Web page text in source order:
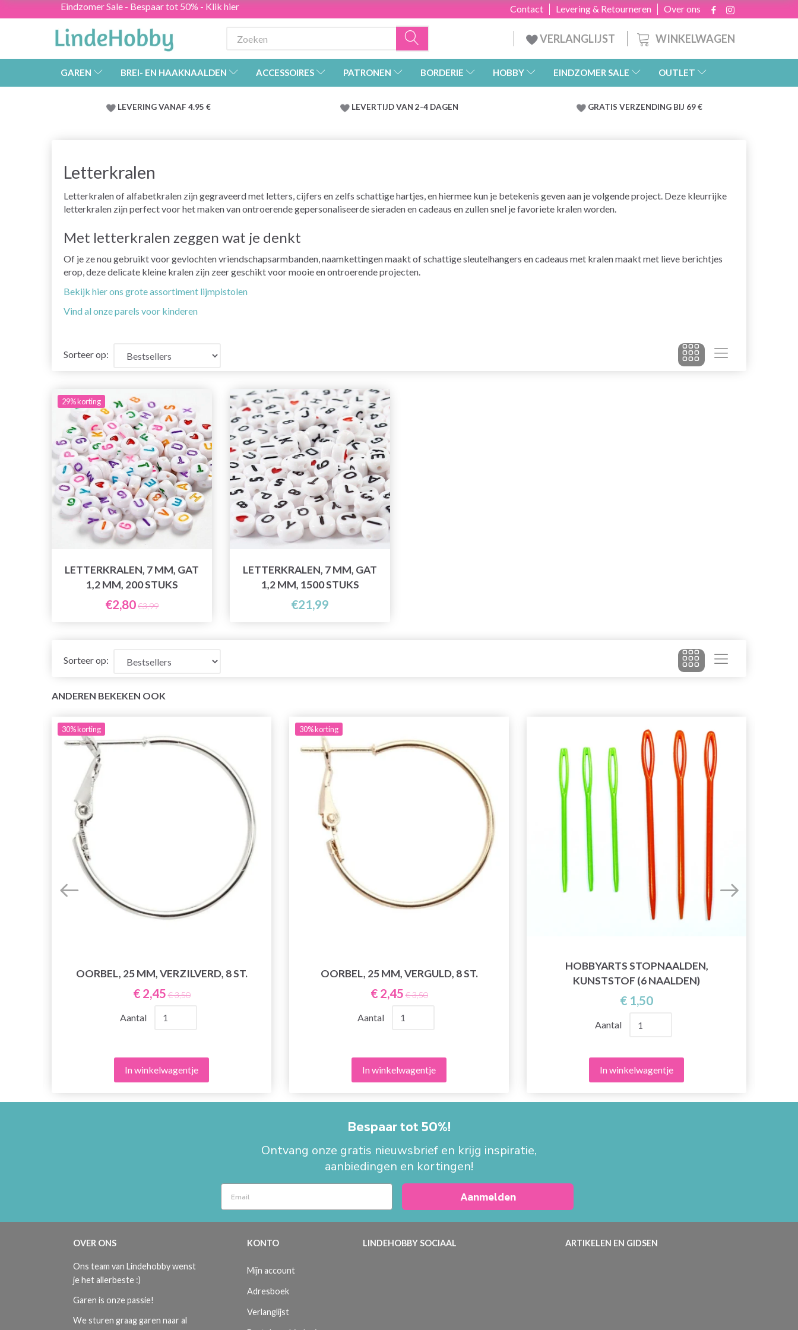
Eindzomer Sale - Bespaar tot 50% - Klik hier Over ons
Levering & Retourneren
Contact
WINKELWAGEN
VERLANGLIJST
GAREN BREI- EN HAAKNAALDEN ACCESSOIRES PATRONEN BORDERIE HOBBY EINDZOMER SALE OUTLET
LEVERING VANAF 4.95 € LEVERTIJD VAN 2-4 DAGEN GRATIS VERZENDING BIJ 69 €
Letterkralen
Letterkralen of alfabetkralen zijn gegraveerd met letters, cijfers en zelfs schattige hartjes, en hiermee kun je betekenis geven aan je volgende project. Deze kleurrijke
letterkralen zijn perfect voor het maken van ontroerende gepersonaliseerde sieraden en cadeaus en zullen snel je favoriete kralen worden.
Met letterkralen zeggen wat je denkt
Of je ze nou gebruikt voor gevlochten vriendschapsarmbanden, naamkettingen maakt of schattige sleutelhangers en cadeaus met kralen maakt met lieve berichtjes
erop, deze delicate kleine kralen zijn zeer geschikt voor mooie en ontroerende projecten.
Bekijk hier ons grote assortiment lijmpistolen
Vind al onze parels voor kinderen
Sorteer op:
29% korting
LETTERKRALEN, 7 MM, GAT
1,2 MM, 200 STUKS
€2,80€3,99
LETTERKRALEN, 7 MM, GAT
1,2 MM, 1500 STUKS
€21,99
Sorteer op:
ANDEREN BEKEKEN OOK
30%korting
OORBEL, 25 MM, VERZILVERD, 8 ST.
€ 2,45 € 3,50
Aantal
In winkelwagentje
30%korting
OORBEL, 25 MM, VERGULD, 8 ST.
€ 2,45 € 3,50
Aantal
In winkelwagentje
HOBBYARTS STOPNAALDEN,
KUNSTSTOF (6 NAALDEN)
€ 1,50
Aantal
In winkelwagentje
Bespaar tot 50%!
Ontvang onze gratis nieuwsbrief en krijg inspiratie,
aanbiedingen en kortingen!
Aanmelden
OVER ONS
Ons team van Lindehobby wenst
je het allerbeste :)
Garen is onze passie!
We sturen graag garen naar al
KONTO
Mijn account
Adresboek
Verlanglijst
LINDEHOBBY SOCIAAL ARTIKELEN EN GIDSEN